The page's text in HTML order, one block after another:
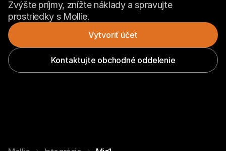
Zvýšte príjmy, znížte náklady a spravujte
prostriedky s Mollie.
Vytvoriť účet
Kontaktujte obchodné oddelenie